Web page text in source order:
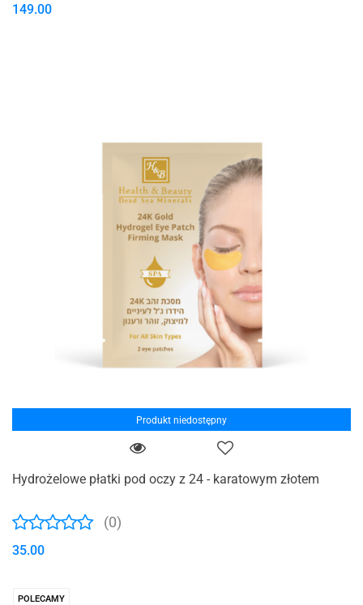
149.00
Produkt niedostępny
Hydrożelowe płatki pod oczy z 24 - karatowym złotem
(0)
35.00
POLECAMY